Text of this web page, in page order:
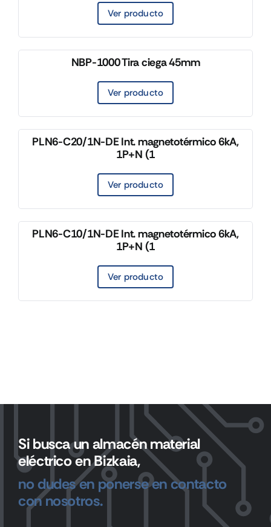
Ver producto
NBP-1000 Tira ciega 45mm
Ver producto
PLN6-C20/1N-DE Int. magnetotérmico 6kA,
1P+N (1
Ver producto
PLN6-C10/1N-DE Int. magnetotérmico 6kA,
1P+N (1
Ver producto
Si busca un almacén material
eléctrico en Bizkaia,
no dudes en ponerse en contacto
con nosotros.